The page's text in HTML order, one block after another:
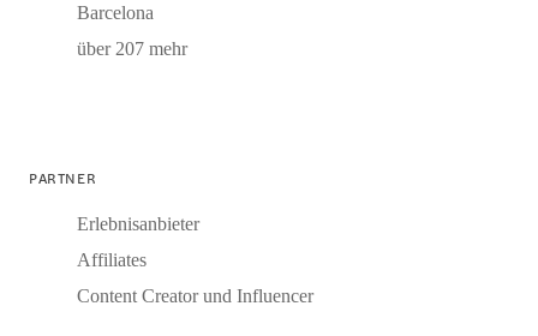
Barcelona
über 207 mehr
PARTNER
Erlebnisanbieter
Affiliates
Content Creator und Influencer